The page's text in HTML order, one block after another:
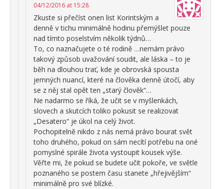
04/12/2016 at 15:28
Zkuste si přečíst onen list Korintským a
denně v tichu minimálně hodinu přemýšlet pouze
nad tímto poselstvím několik týdnů…
To, co naznačujete o té rodině …nemám právo
takový způsob uvažování soudit, ale láska – to je
běh na dlouhou trať, kde je obrovská spousta
jemných nuancí, které na člověka denně útočí, aby
se z něj stal opět ten „starý člověk“…
Ne nadarmo se říká, že učit se v myšlenkách,
slovech a skutcích toliko pokusit se realizovat
„Desatero“ je úkol na celý život.
Pochopitelně nikdo z nás nemá právo bourat svět
toho druhého, pokud on sám necítí potřebu na oné
pomyslné spirále života vystoupit kousek výše.
Věřte mi, že pokud se budete učit pokoře, ve světle
poznaného se postem času stanete „hřejivějším“
minimálně pro své blízké.